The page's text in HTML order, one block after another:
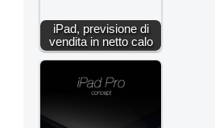
iPad, previsione di
vendita in netto calo